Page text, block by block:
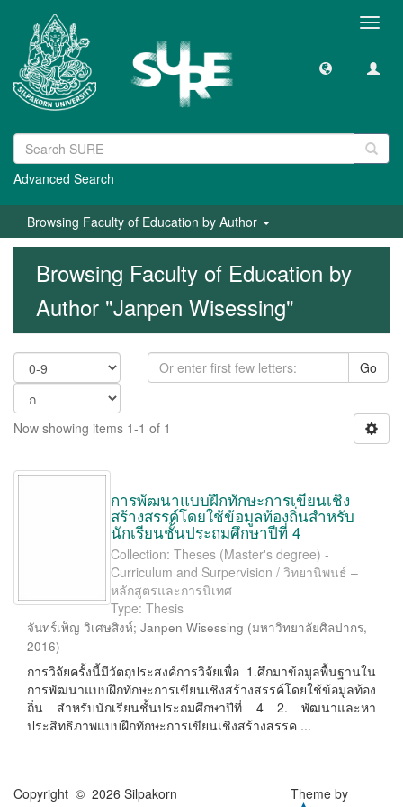
Advanced Search
Browsing Faculty of Education by Author
Browsing Faculty of Education by
Author "Janpen Wisessing"
Go
Now showing items 1-1 of 1
การพัฒนาแบบฝึกทักษะการเขียนเชิง
สร้างสรรค์โดยใช้ข้อมูลท้องถิ่นสำหรับ
นักเรียนชั้นประถมศึกษาปีที่ 4
Collection: Theses (Master's degree) -
Curriculum and Surpervision / วิทยานิพนธ์ –
หลักสูตรและการนิเทศ
Type: Thesis
จันทร์เพ็ญ วิเศษสิงห์; Janpen Wisessing (มหาวิทยาลัยศิลปากร,
2016)
การวิจัยครั้งนี้มีวัตถุประสงค์การวิจัยเพื่อ 1.ศึกมาข้อมูลพื้นฐานใน
การพัฒนาแบบฝึกทักษะการเขียนเชิงสร้างสรรค์โดยใช้ข้อมูลท้อง
ถิ่น สำหรับนักเรียนชั้นประถมศึกษาปีที่ 4 2. พัฒนาและหา
ประสิทธิภาพแบบฝึกทักษะการเขียนเชิงสร้างสรรค ...
Copyright © 2026 Silpakorn
Theme by